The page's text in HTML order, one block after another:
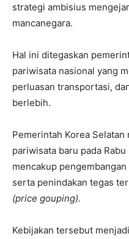
strategi ambisius
mancanegara.
Hal ini ditegaskan
pariwisata nasional yang
perluasan transportasi,
berlebih.
Pemerintah Korea
pariwisata baru pada
mencakup
serta penindakan tegas
(price gouping).
Kebijakan tersebut